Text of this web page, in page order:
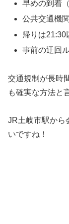
早めの到着
公共交通機
帰りは21:30
事前の迂回
交通規制が長時
も確実な方法と
JR土岐市駅から
いですね！